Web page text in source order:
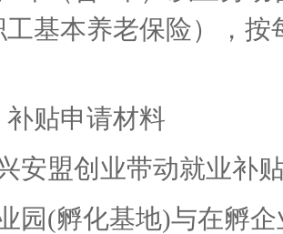
基本养老保险），
贴申请材料
盟创业带动就业补贴
(孵化基地)与在孵企